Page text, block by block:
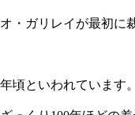
ガリレイが最初に
頃といわれています。